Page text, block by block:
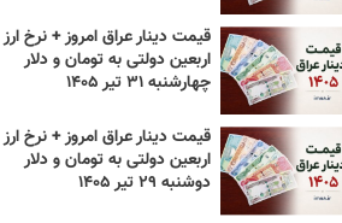
قیمت دینار عراق امروز + نرخ ارز
اربعین دولتی به تومان و دلار
چهارشنبه ۳۱ تیر ۱۴۰۵
قیمت دینار عراق امروز + نرخ ارز
اربعین دولتی به تومان و دلار
دوشنبه ۲۹ تیر ۱۴۰۵